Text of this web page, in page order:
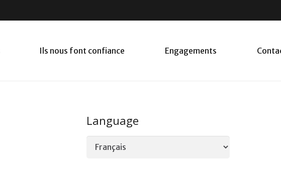
Ils nous font confiance Engagements
Language
Language